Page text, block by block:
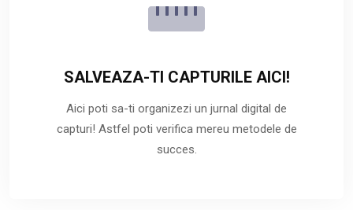
SALVEAZA-TI CAPTURILE AICI!
Aici poti sa-ti organizezi un jurnal digital de
capturi! Astfel poti verifica mereu metodele de
succes.